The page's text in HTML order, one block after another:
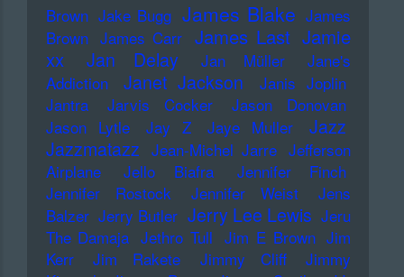
Brown Jake Bugg James Blake James
Brown James Carr James Last Jamie
xx
Jan Delay Jan Müller
Jane's
Addiction
Janet Jackson
Janis Joplin
Jantra
Jarvis Cocker
Jason Donovan
Jason Lytle
Jay Z Jaye Muller
Jazz
Jazzmatazz Jean-Michel Jarre Jefferson
Airplane
Jello Biafra
Jennifer Finch
Jennifer Rostock
Jennifer Weist
Jens
Balzer Jerry Butler Jerry Lee Lewis Jeru
The Damaja Jethro Tull Jim E Brown Jim
Kerr
Jim Rakete Jimmy Cliff
Jimmy